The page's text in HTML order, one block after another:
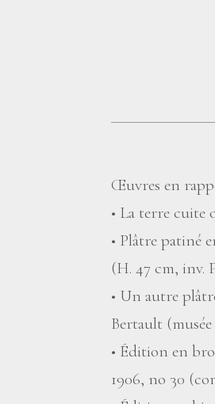
Œuvres en
• La terre cuite
• Plâtre patiné
(H. 47 cm, inv.
• Un autre
Bertault (musée
• Édition en
1906, no 30